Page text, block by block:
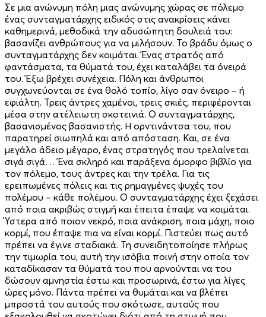
Σε μια ανώνυμη πόλη μιας ανώνυμης χώρας σε πόλεμο
ένας συνταγματάρχης ειδικός στις ανακρίσεις κάνει
καθημερινά, μεθοδικά την αδυσώπητη δουλειά του:
βασανίζει ανθρώπους για να μιλήσουν. Το βράδυ όμως ο
συνταγματάρχης δεν κοιμάται. Ένας στρατός από
φαντάσματα, τα θύματά του, έχει καταλάβει τα όνειρά
του. Έξω βρέχει συνέχεια. Πόλη και άνθρωποι
συγχωνεύονται σε ένα θολό τοπίο, λίγο σαν όνειρο – ή
εφιάλτη. Τρεις άντρες χαμένοι, τρεις σκιές, περιφέρονται
μέσα στην ατέλειωτη σκοτεινιά. Ο συνταγματάρχης,
βασανισμένος βασανιστής. Η ορντινάντσα του, που
παρατηρεί σιωπηλά και από απόσταση. Και, σε ένα
μεγάλο άδειο μέγαρο, ένας στρατηγός που τρελαίνεται
σιγά σιγά… Ένα σκληρό και παράξενα όμορφο βιβλίο για
τον πόλεμο, τους άντρες και την τρέλα. Για τις
ερειπωμένες πόλεις και τις ρημαγμένες ψυχές του
πολέμου – κάθε πολέμου. Ο συνταγματάρχης έχει ξεχάσει
από ποια ακριβώς στιγμή και έπειτα έπαψε να κοιμάται.
Ύστερα από ποιον νεκρό, ποια ανάκριση, ποια μάχη, ποιο
κορμί, που έπαψε πια να είναι κορμί. Πιστεύει πως αυτό
πρέπει να έγινε σταδιακά. Τη συνειδητοποίησε πλήρως
την τιμωρία του, αυτή την ισόβια ποινή στην οποία τον
καταδίκασαν τα θύματά του που αρνούνται να του
δώσουν αμνηστία έστω και προσωρινά, έστω για λίγες
ώρες μόνο. Πάντα πρέπει να θυμάται και να βλέπει
μπροστά του αυτούς που σκότωσε, αυτούς που